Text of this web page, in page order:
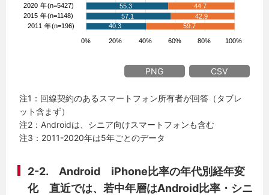
PNG CSV
注1：回線契約のあるスマートフォン所有者が回答（タブレ
ット含まず）
注2：Androidは、シニア向けスマートフォンも含む
注3：2011-2020年は5年ごとのデータ
2-2. Android iPhone比率の年代別経年変
化 直近では、若中年層はAndroid比率・シニ